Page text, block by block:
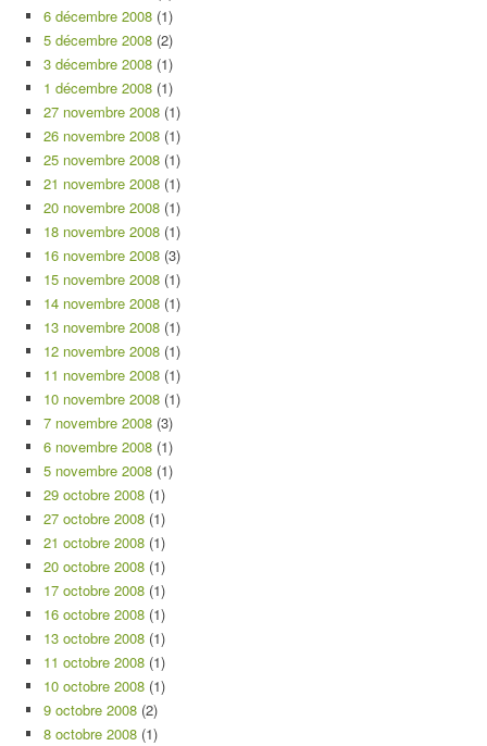
6 décembre 2008 (1)
5 décembre 2008 (2)
3 décembre 2008 (1)
1 décembre 2008 (1)
27 novembre 2008 (1)
26 novembre 2008 (1)
25 novembre 2008 (1)
21 novembre 2008 (1)
20 novembre 2008 (1)
18 novembre 2008 (1)
16 novembre 2008 (3)
15 novembre 2008 (1)
14 novembre 2008 (1)
13 novembre 2008 (1)
12 novembre 2008 (1)
11 novembre 2008 (1)
10 novembre 2008 (1)
7 novembre 2008 (3)
6 novembre 2008 (1)
5 novembre 2008 (1)
29 octobre 2008 (1)
27 octobre 2008 (1)
21 octobre 2008 (1)
20 octobre 2008 (1)
17 octobre 2008 (1)
16 octobre 2008 (1)
13 octobre 2008 (1)
11 octobre 2008 (1)
10 octobre 2008 (1)
9 octobre 2008 (2)
8 octobre 2008 (1)